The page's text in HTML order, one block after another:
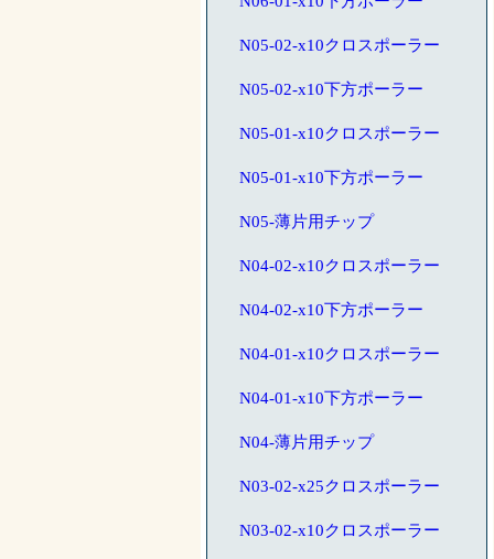
N05-02-x10クロスポーラー
N05-02-x10下方ポーラー
N05-01-x10クロスポーラー
N05-01-x10下方ポーラー
N05-薄片用チップ
N04-02-x10クロスポーラー
N04-02-x10下方ポーラー
N04-01-x10クロスポーラー
N04-01-x10下方ポーラー
N04-薄片用チップ
N03-02-x25クロスポーラー
N03-02-x10クロスポーラー